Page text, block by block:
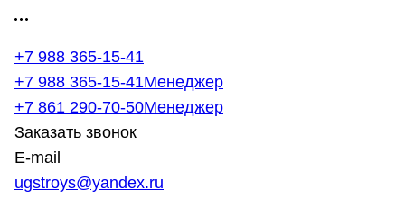
+7 988 365-15-41
+7 988 365-15-41Менеджер
+7 861 290-70-50Менеджер
Заказать звонок
E-mail
ugstroys@yandex.ru